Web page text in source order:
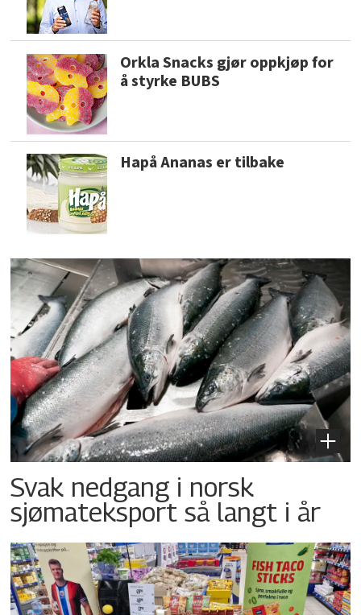
Orkla Snacks gjør oppkjøp for
å styrke BUBS
Hapå Ananas er tilbake
Svak nedgang i norsk
sjømateksport så langt i år